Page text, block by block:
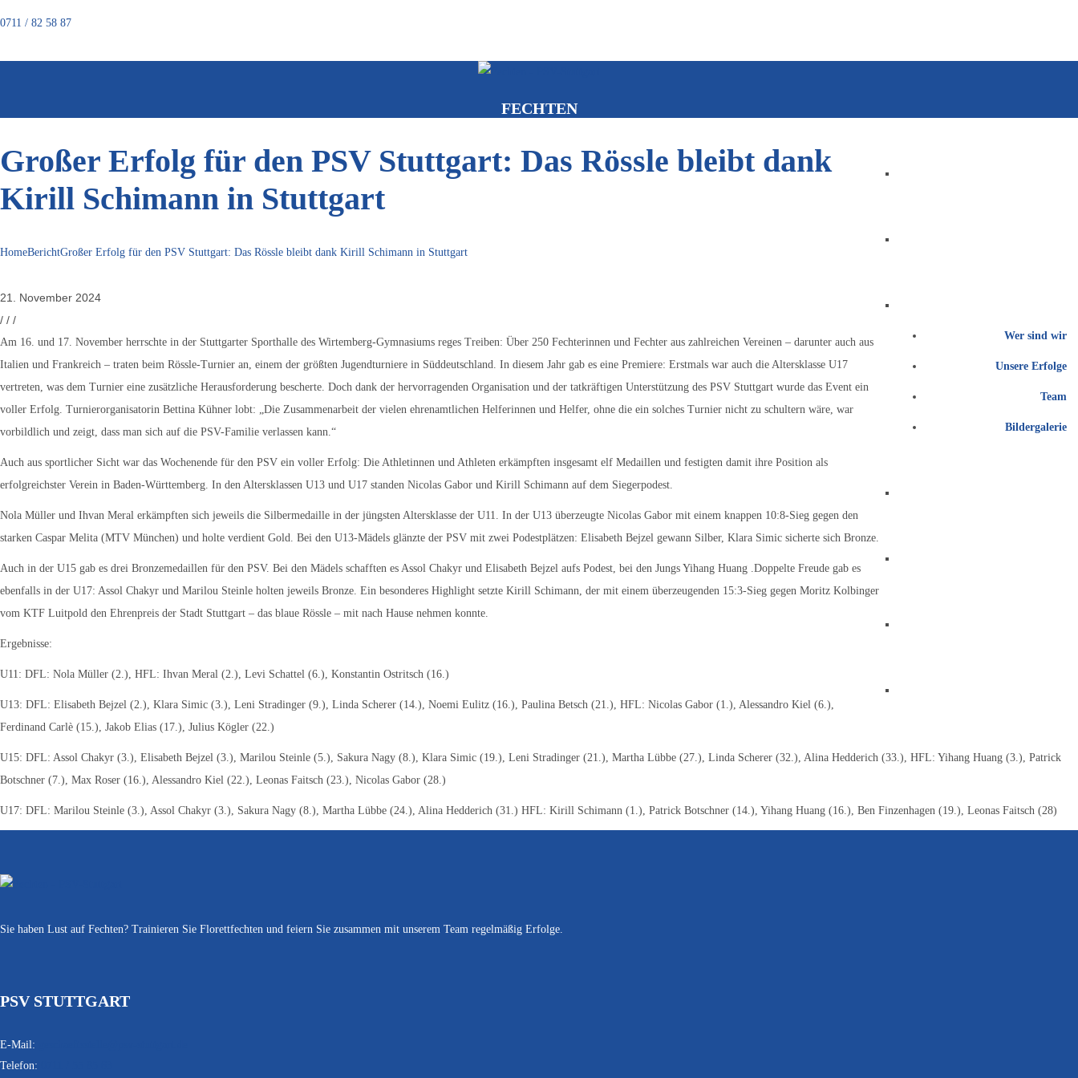
0711 / 82 58 87
FECHTEN
Wer sind wir
Unsere Erfolge
Team
Bildergalerie
Großer Erfolg für den PSV Stuttgart: Das Rössle bleibt dank
Kirill Schimann in Stuttgart
HomeBerichtGroßer Erfolg für den PSV Stuttgart: Das Rössle bleibt dank Kirill Schimann in Stuttgart
21. November 2024
/ / /
Am 16. und 17. November herrschte in der Stuttgarter Sporthalle des Wirtemberg-Gymnasiums reges Treiben: Über 250 Fechterinnen und Fechter aus zahlreichen Vereinen – darunter auch aus
Italien und Frankreich – traten beim Rössle-Turnier an, einem der größten Jugendturniere in Süddeutschland. In diesem Jahr gab es eine Premiere: Erstmals war auch die Altersklasse U17
vertreten, was dem Turnier eine zusätzliche Herausforderung bescherte. Doch dank der hervorragenden Organisation und der tatkräftigen Unterstützung des PSV Stuttgart wurde das Event ein
voller Erfolg. Turnierorganisatorin Bettina Kühner lobt: „Die Zusammenarbeit der vielen ehrenamtlichen Helferinnen und Helfer, ohne die ein solches Turnier nicht zu schultern wäre, war
vorbildlich und zeigt, dass man sich auf die PSV-Familie verlassen kann.“
Auch aus sportlicher Sicht war das Wochenende für den PSV ein voller Erfolg: Die Athletinnen und Athleten erkämpften insgesamt elf Medaillen und festigten damit ihre Position als
erfolgreichster Verein in Baden-Württemberg. In den Altersklassen U13 und U17 standen Nicolas Gabor und Kirill Schimann auf dem Siegerpodest.
Nola Müller und Ihvan Meral erkämpften sich jeweils die Silbermedaille in der jüngsten Altersklasse der U11. In der U13 überzeugte Nicolas Gabor mit einem knappen 10:8-Sieg gegen den
starken Caspar Melita (MTV München) und holte verdient Gold. Bei den U13-Mädels glänzte der PSV mit zwei Podestplätzen: Elisabeth Bejzel gewann Silber, Klara Simic sicherte sich Bronze.
Auch in der U15 gab es drei Bronzemedaillen für den PSV. Bei den Mädels schafften es Assol Chakyr und Elisabeth Bejzel aufs Podest, bei den Jungs Yihang Huang .Doppelte Freude gab es
ebenfalls in der U17: Assol Chakyr und Marilou Steinle holten jeweils Bronze. Ein besonderes Highlight setzte Kirill Schimann, der mit einem überzeugenden 15:3-Sieg gegen Moritz Kolbinger
vom KTF Luitpold den Ehrenpreis der Stadt Stuttgart – das blaue Rössle – mit nach Hause nehmen konnte.
Ergebnisse:
U11: DFL: Nola Müller (2.), HFL: Ihvan Meral (2.), Levi Schattel (6.), Konstantin Ostritsch (16.)
U13: DFL: Elisabeth Bejzel (2.), Klara Simic (3.), Leni Stradinger (9.), Linda Scherer (14.), Noemi Eulitz (16.), Paulina Betsch (21.), HFL: Nicolas Gabor (1.), Alessandro Kiel (6.),
Ferdinand Carlè (15.), Jakob Elias (17.), Julius Kögler (22.)
U15: DFL: Assol Chakyr (3.), Elisabeth Bejzel (3.), Marilou Steinle (5.), Sakura Nagy (8.), Klara Simic (19.), Leni Stradinger (21.), Martha Lübbe (27.), Linda Scherer (32.), Alina Hedderich (33.), HFL: Yihang Huang (3.), Patrick
Botschner (7.), Max Roser (16.), Alessandro Kiel (22.), Leonas Faitsch (23.), Nicolas Gabor (28.)
U17: DFL: Marilou Steinle (3.), Assol Chakyr (3.), Sakura Nagy (8.), Martha Lübbe (24.), Alina Hedderich (31.) HFL: Kirill Schimann (1.), Patrick Botschner (14.), Yihang Huang (16.), Ben Finzenhagen (19.), Leonas Faitsch (28)
Sie haben Lust auf Fechten? Trainieren Sie Florettfechten und feiern Sie zusammen mit unserem Team regelmäßig Erfolge.
PSV STUTTGART
E-Mail:
Telefon: